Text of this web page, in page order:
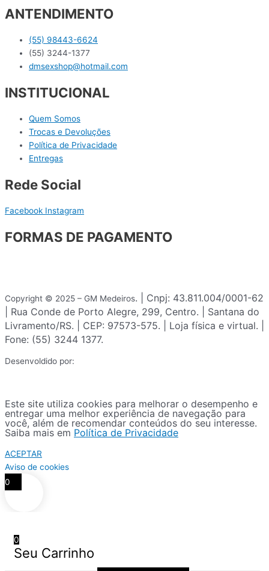
ANTENDIMENTO
(55) 98443-6624
(55) 3244-1377
dmsexshop@hotmail.com
INSTITUCIONAL
Quem Somos
Trocas e Devoluções
Política de Privacidade
Entregas
Rede Social
Facebook Instagram
FORMAS DE PAGAMENTO
Copyright © 2025 – GM Medeiros. | Cnpj: 43.811.004/0001-62
| Rua Conde de Porto Alegre, 299, Centro. | Santana do
Livramento/RS. | CEP: 97573-575. | Loja física e virtual. |
Fone: (55) 3244 1377.
Desenvoldido por:
Este site utiliza cookies para melhorar o desempenho e
entregar uma melhor experiência de navegação para
você, além de recomendar conteúdos do seu interesse.
Saiba mais em Política de Privacidade
ACEPTAR
Aviso de cookies
0
0
Seu Carrinho